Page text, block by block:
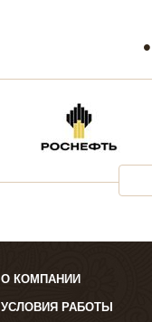
О КОМПАНИИ
УСЛОВИЯ РАБОТЫ